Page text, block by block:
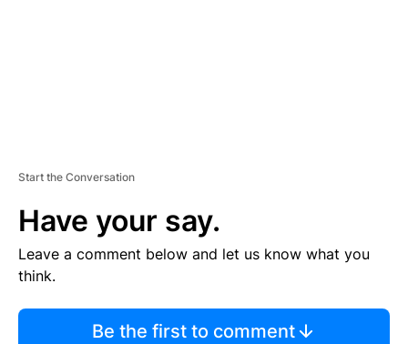
Start the Conversation
Have your say.
Leave a comment below and let us know what you
think.
Be the first to comment